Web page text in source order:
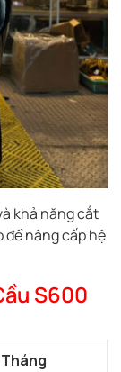
khả năng cắt
để nâng cấp hệ
S600